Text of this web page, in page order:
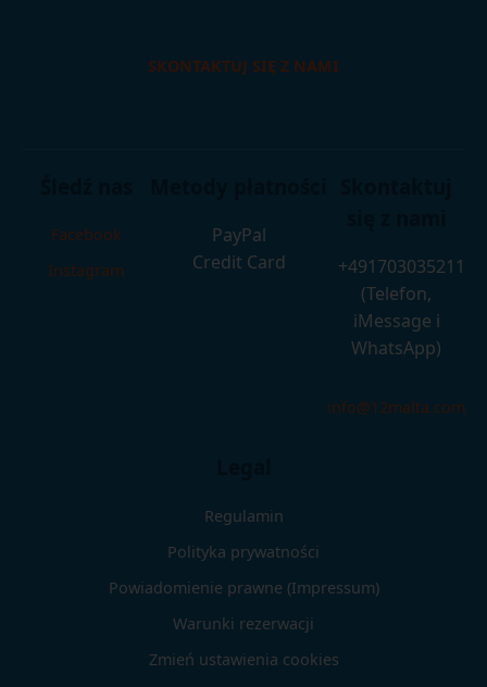
SKONTAKTUJ SIĘ Z NAMI
Facebook
Instagram
PayPal
Credit Card
+491703035211
(Telefon,
iMessage i
WhatsApp)
info@12malta.com
Regulamin
Polityka prywatności
Powiadomienie prawne (Impressum)
Warunki rezerwacji
Zmień ustawienia cookies